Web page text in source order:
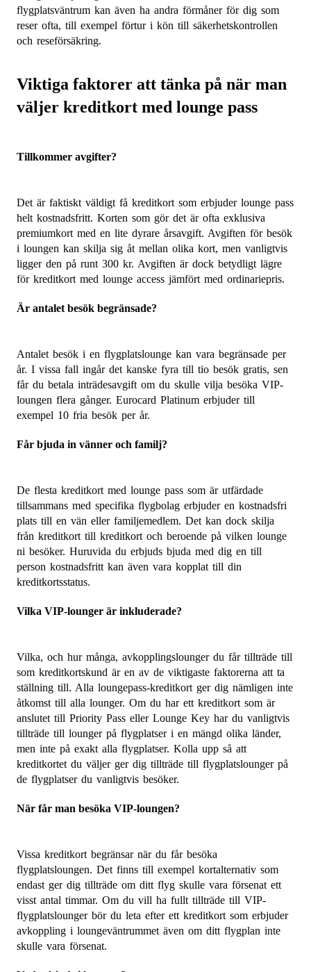
flygplatsväntrum kan även ha andra förmåner för dig som
reser ofta, till exempel förtur i kön till säkerhetskontrollen
och reseförsäkring.
Viktiga faktorer att tänka på när man
väljer kreditkort med lounge pass
Tillkommer avgifter?
Det är faktiskt väldigt få kreditkort som erbjuder lounge pass
helt kostnadsfritt. Korten som gör det är ofta exklusiva
premiumkort med en lite dyrare årsavgift. Avgiften för besök
i loungen kan skilja sig åt mellan olika kort, men vanligtvis
ligger den på runt 300 kr. Avgiften är dock betydligt lägre
för kreditkort med lounge access jämfört med ordinariepris.
Är antalet besök begränsade?
Antalet besök i en flygplatslounge kan vara begränsade per
år. I vissa fall ingår det kanske fyra till tio besök gratis, sen
får du betala inträdesavgift om du skulle vilja besöka VIP-
loungen flera gånger. Eurocard Platinum erbjuder till
exempel 10 fria besök per år.
Får bjuda in vänner och familj?
De flesta kreditkort med lounge pass som är utfärdade
tillsammans med specifika flygbolag erbjuder en kostnadsfri
plats till en vän eller familjemedlem. Det kan dock skilja
från kreditkort till kreditkort och beroende på vilken lounge
ni besöker. Huruvida du erbjuds bjuda med dig en till
person kostnadsfritt kan även vara kopplat till din
kreditkortsstatus.
Vilka VIP-lounger är inkluderade?
Vilka, och hur många, avkopplingslounger du får tillträde till
som kreditkortskund är en av de viktigaste faktorerna att ta
ställning till. Alla loungepass-kreditkort ger dig nämligen inte
åtkomst till alla lounger. Om du har ett kreditkort som är
anslutet till Priority Pass eller Lounge Key har du vanligtvis
tillträde till lounger på flygplatser i en mängd olika länder,
men inte på exakt alla flygplatser. Kolla upp så att
kreditkortet du väljer ger dig tillträde till flygplatslounger på
de flygplatser du vanligtvis besöker.
När får man besöka VIP-loungen?
Vissa kreditkort begränsar när du får besöka
flygplatsloungen. Det finns till exempel kortalternativ som
endast ger dig tillträde om ditt flyg skulle vara försenat ett
visst antal timmar. Om du vill ha fullt tillträde till VIP-
flygplatslounger bör du leta efter ett kreditkort som erbjuder
avkoppling i loungeväntrummet även om ditt flygplan inte
skulle vara försenat.